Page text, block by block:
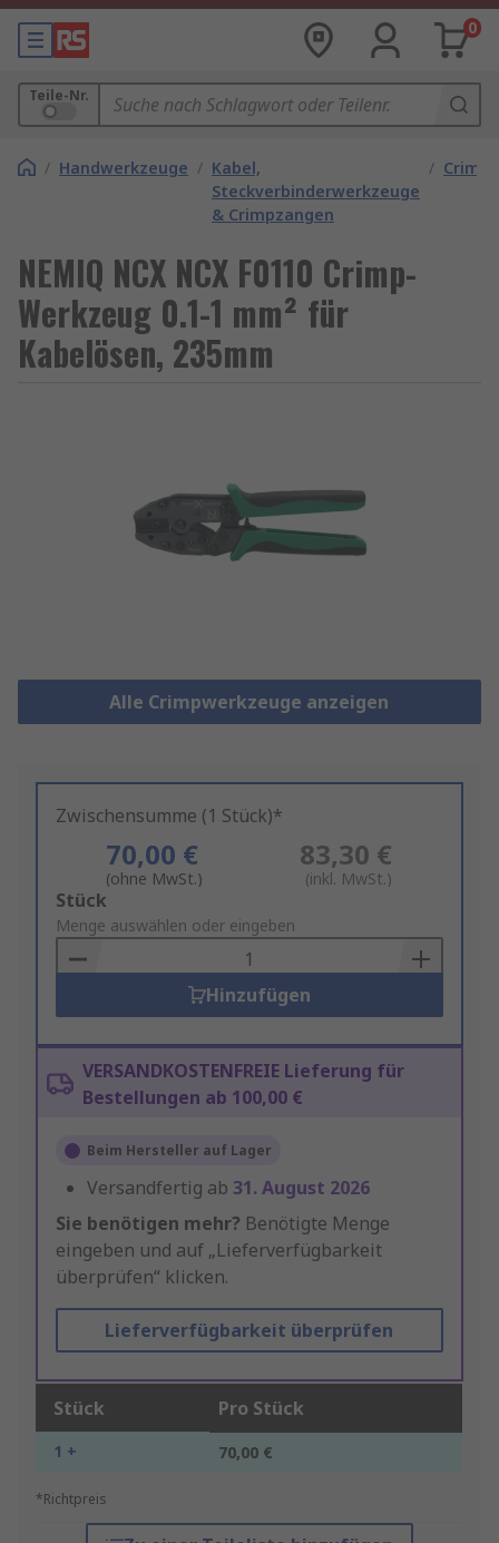
0
Teile-Nr.
/ Handwerkzeuge / Kabel,
Steckverbinderwerkzeuge
& Crimpzangen
/
NEMIQ NCX NCX F0110 Crimp-
Werkzeug 0.1-1 mm² für
Kabelösen, 235mm
Alle Crimpwerkzeuge anzeigen
Zwischensumme (1 Stück)*
70,00 €
(ohne MwSt.)
83,30 €
(inkl. MwSt.)
Add
to
Basket
Stück
Menge auswählen oder eingeben
Hinzufügen
VERSANDKOSTENFREIE Lieferung für
Bestellungen ab 100,00 €
Beim Hersteller auf Lager
Versandfertig ab 31. August 2026
Sie benötigen mehr? Benötigte Menge
eingeben und auf „Lieferverfügbarkeit
überprüfen“ klicken.
Lieferverfügbarkeit überprüfen
Stück Pro Stück
1 + 70,00 €
*Richtpreis